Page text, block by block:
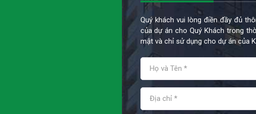
Quý khách vui lòng điền đầy đủ
của dự án cho Quý Khách trong
mật và chỉ sử dụng cho dự án của